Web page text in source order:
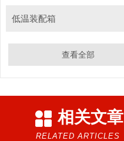
低温装配箱
查看全部
相关文章
RELATED ARTICLES